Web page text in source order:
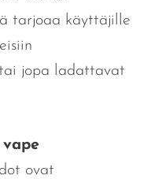
tarjoaa käyttäjille
jopa ladattavat
vape
ovat